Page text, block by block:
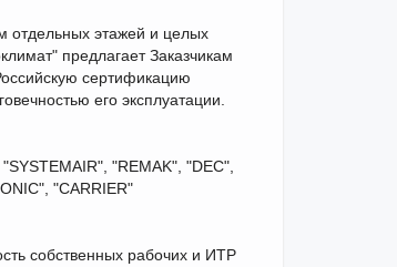
отдельных этажей и целых
предлагает Заказчикам
сертификацию
его эксплуатации.
"REMAK", "DEC",
"CARRIER"
собственных рабочих и ИТР